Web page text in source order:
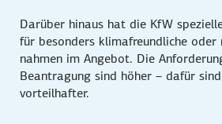
Darüber hinaus hat die KfW
für besonders klima­freundliche
nahmen im Angebot. Die
Beantragung sind höher – dafür
vorteilhafter.